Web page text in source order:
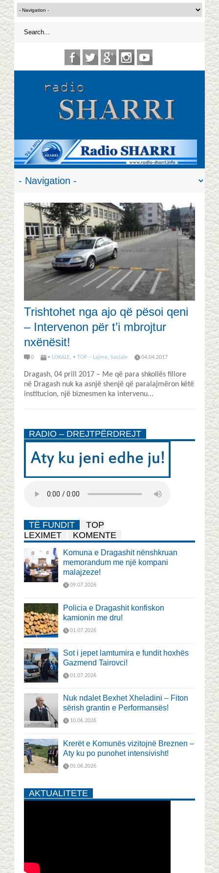
Trishtohet nga ajo që pësoi qeni
– Intervenon për t’i mbrojtur
nxënësit!
0 • LOKALE, • TOP – Lajme, Sociale 04.04.2017
Dragash, 04 prill 2017 – Me që para shkollës fillore
në Dragash nuk ka asnjë shenjë që paralajmëron këtë
institucion, një biznesmen ka intervenu...
RADIO – DREJTPËRDREJT
TË FUNDIT
TOP
LEXIMET
KOMENTE
Komuna e Dragashit nënshkruan
memorandum me një kompani
malajzeze!
09.07.2026
Policia e Dragashit konfiskon
kamionin me dru!
01.07.2026
Sot i jepet lamtumira e fundit hoxhës
Gazmend Tairovci!
01.07.2026
Nuk ndalet Bexhet Xheladini – Fiton
sërish grantin e Performansës!
10.06.2026
Krerët e Komunës vizitojnë Breznen –
Aty ku po punohet intensivisht!
05.06.2026
AKTUALITETE